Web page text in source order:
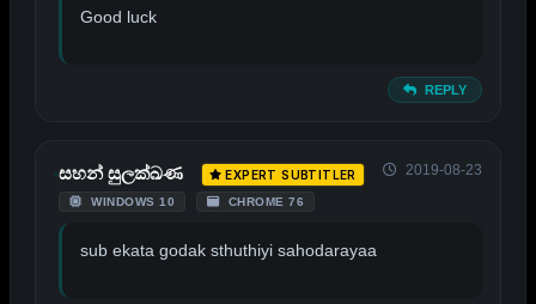
Good luck
REPLY
සහන් සුලක්ඛණ EXPERT SUBTITLER
WINDOWS 10 CHROME 76
2019-08-23
sub ekata godak sthuthiyi sahodarayaa